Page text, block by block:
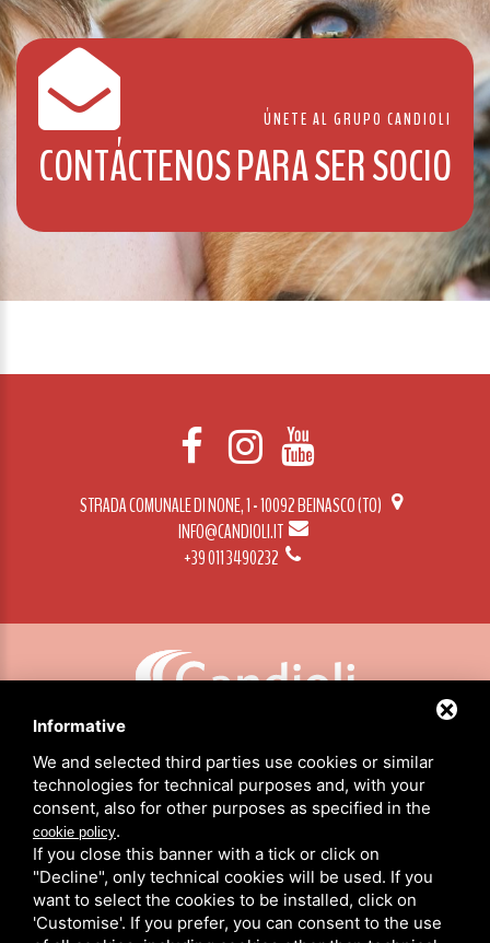
ÚNETE AL GRUPO CANDIOLI
CONTÁCTENOS PARA SER SOCIO
STRADA COMUNALE DI NONE, 1 - 10092 BEINASCO (TO)
INFO@CANDIOLI.IT
+39 011 3490232
CANDIOLI SRL: P.IVA/C.F. 10358790011 / SEDE: STRADA COMUNALE DI NONE, 1 - 10092 BEINASCO (TO)
HOME
PRODUCTOS
ACERCA DE NOSOTROS
NOTICIAS
CANDIOLI EN EL MUNDO
Informative
We and selected third parties use cookies or similar
technologies for technical purposes and, with your
consent, also for other purposes as specified in the
cookie policy.
If you close this banner with a tick or click on
"Decline", only technical cookies will be used. If you
want to select the cookies to be installed, click on
'Customise'. If you prefer, you can consent to the use